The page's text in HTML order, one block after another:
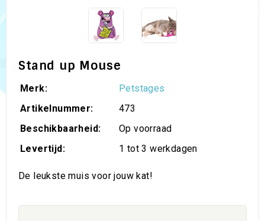
Stand up Mouse
Merk:
Petstages
Artikelnummer:
473
Beschikbaarheid:
Op voorraad
Levertijd:
1 tot 3 werkdagen
De leukste muis voor jouw kat!